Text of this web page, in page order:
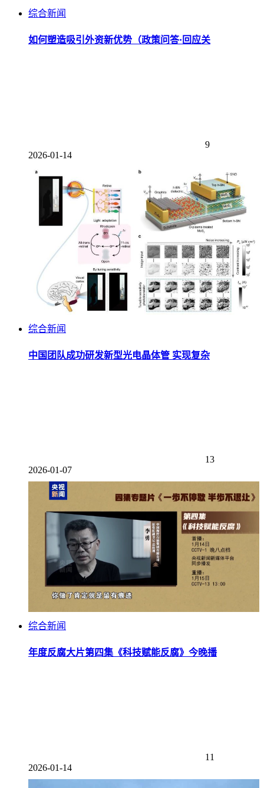
综合新闻
如何塑造吸引外资新优势（政策问答·回应关
9
2026-01-14
综合新闻
中国团队成功研发新型光电晶体管 实现复杂
13
2026-01-07
综合新闻
年度反腐大片第四集《科技赋能反腐》今晚播
11
2026-01-14